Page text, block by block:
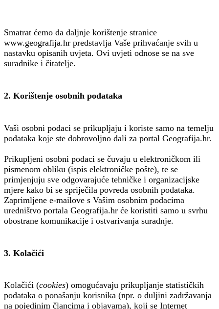
Smatrat ćemo da daljnje korištenje stranice
www.geografija.hr predstavlja Vaše prihvaćanje svih u
nastavku opisanih uvjeta. Ovi uvjeti odnose se na sve
suradnike i čitatelje.
2. Korištenje osobnih podataka
Vaši osobni podaci se prikupljaju i koriste samo na temelju
podataka koje ste dobrovoljno dali za portal Geografija.hr.
Prikupljeni osobni podaci se čuvaju u elektroničkom ili
pismenom obliku (ispis elektroničke pošte), te se
primjenjuju sve odgovarajuće tehničke i organizacijske
mjere kako bi se spriječila povreda osobnih podataka.
Zaprimljene e-mailove s Vašim osobnim podacima
uredništvo portala Geografija.hr će koristiti samo u svrhu
obostrane komunikacije i ostvarivanja suradnje.
3. Kolačići
Kolačići (cookies) omogućavaju prikupljanje statističkih
podataka o ponašanju korisnika (npr. o duljini zadržavanja
na pojedinim člancima i objavama), koji se Internet